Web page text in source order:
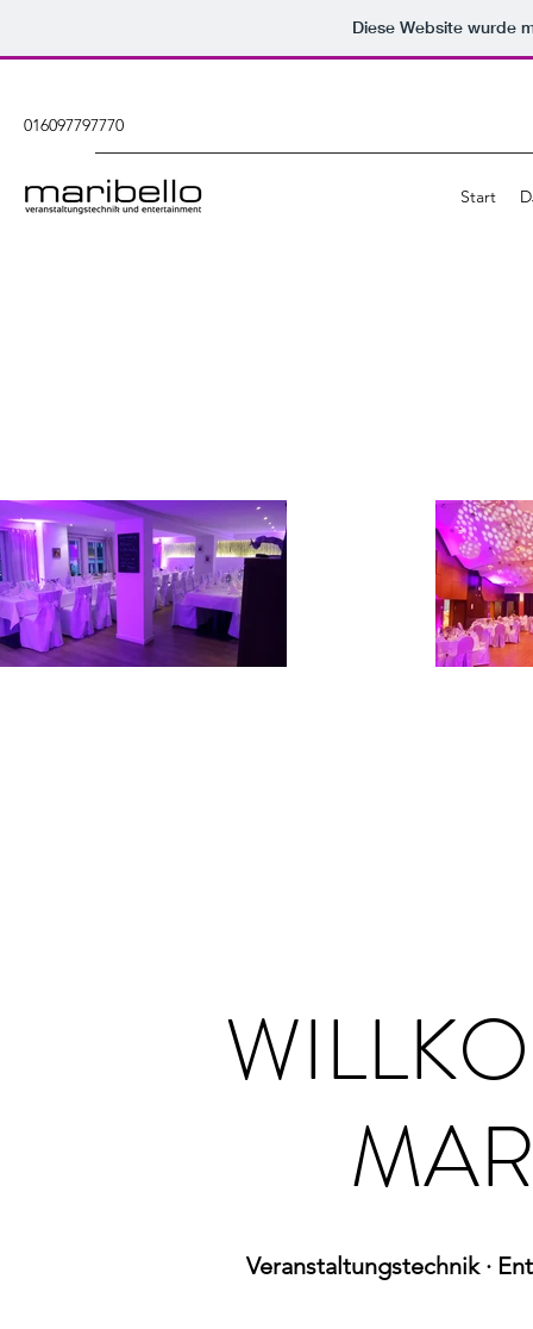
Diese Website wurde
016097797770
Start
Veranstaltungstechnik ·